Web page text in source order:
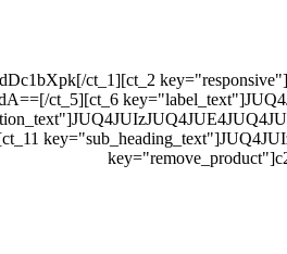
ct_1][ct_2
ct_5][ct_6